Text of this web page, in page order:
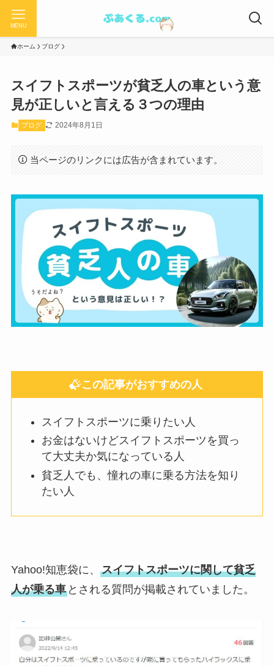
MENU
ホーム ブログ
スイフトスポーツが貧乏人の車という意
見が正しいと言える３つの理由
ブログ 2024年8月1日
当ページのリンクには広告が含まれています。
この記事がおすすめの人
スイフトスポーツに乗りたい人
お金はないけどスイフトスポーツを買っ
て大丈夫か気になっている人
貧乏人でも、憧れの車に乗る方法を知り
たい人
Yahoo!知恵袋に、 スイフトスポーツに関して貧乏
人が乗る車とされる質問が掲載されていました。